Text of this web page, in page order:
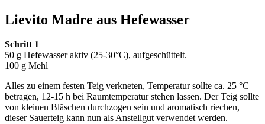
Lievito Madre aus Hefewasser
Schritt 1
50 g Hefewasser aktiv (25-30°C), aufgeschüttelt.
100 g Mehl
Alles zu einem festen Teig verkneten, Temperatur sollte ca. 25 °C
betragen, 12-15 h bei Raumtemperatur stehen lassen. Der Teig sollte
von kleinen Bläschen durchzogen sein und aromatisch riechen,
dieser Sauerteig kann nun als Anstellgut verwendet werden.